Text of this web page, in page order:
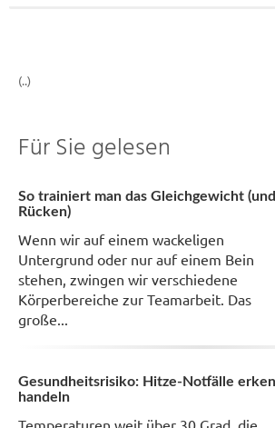
(..)
Für Sie gelesen
So trainiert man das Gleichgewicht
Rücken)
Wenn wir auf einem wackeligen
Untergrund oder nur auf einem Bein
stehen, zwingen wir verschiedene
Körperbereiche zur Teamarbeit. Das
große...
Gesundheitsrisiko: Hitze-Notfälle
handeln